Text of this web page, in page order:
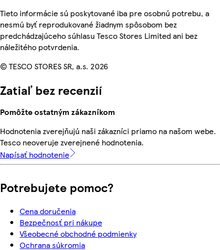
Tieto informácie sú poskytované iba pre osobnú potrebu, a
nesmú byť reprodukované žiadnym spôsobom bez
predchádzajúceho súhlasu Tesco Stores Limited ani bez
náležitého potvrdenia.
© TESCO STORES SR, a.s. 2026
Zatiaľ bez recenzií
Pomôžte ostatným zákazníkom
Hodnotenia zverejňujú naši zákazníci priamo na našom webe.
Tesco neoveruje zverejnené hodnotenia.
Napísať hodnotenie
Potrebujete pomoc?
Cena doručenia
Bezpečnosť pri nákupe
Všeobecné obchodné podmienky
Ochrana súkromia